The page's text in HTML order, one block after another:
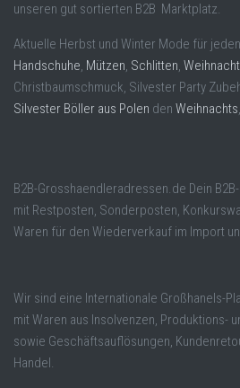
unseren gut sortierten B2B Marktplatz.
Aktuelle Herbst und Winter Mode für
Handschuhe Mützen Schlitten
Christbaumschmuck, Silvester Party
Silvester Böller aus Polen den Weihnachts
B2B-Grosshaendleradressen.de Dein
mit Restposten, Sonderposten,
Waren für den Wiederverkauf im Import
Wir sind eine Internationale Großhanels-
mit Waren aus Insolvenzen, Produktions-
sowie Geschäftsauflösungen,
Handel.